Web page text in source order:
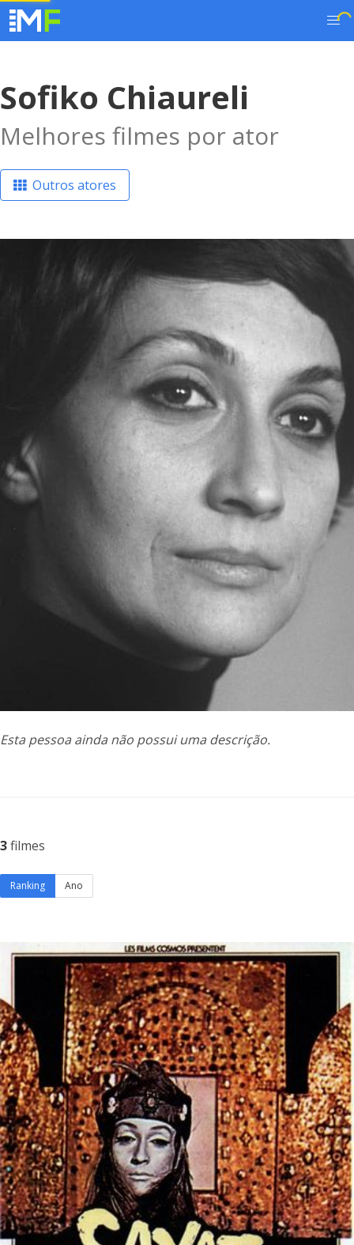
Sofiko Chiaureli
Melhores filmes por ator
Outros atores
Esta pessoa ainda não possui uma descrição.
3filmes
Ranking Ano